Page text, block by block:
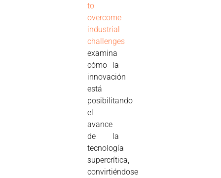
to
overcome
industrial
challenges
examina
cómo la
innovación
está
posibilitando
el
avance
de la
tecnología
supercrítica,
convirtiéndose